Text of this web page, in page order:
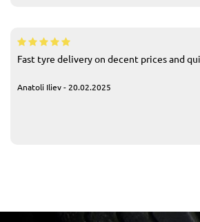
Fast tyre delivery on decent prices and
Anatoli Iliev - 20.02.2025